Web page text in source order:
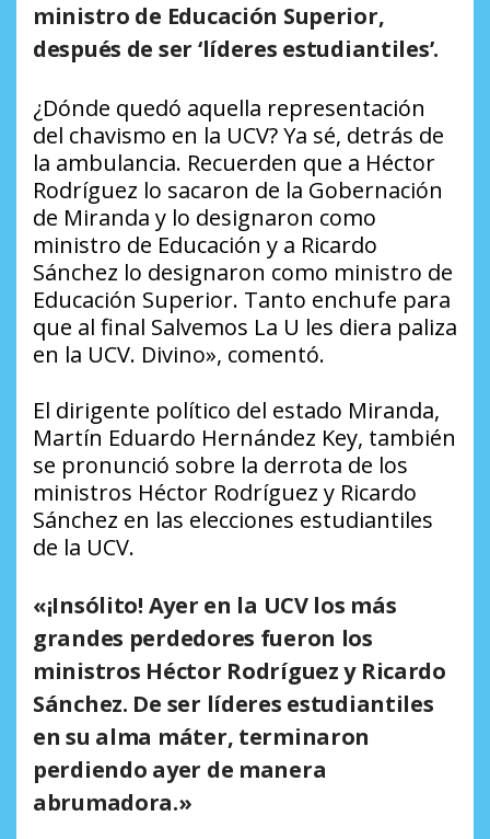
ministro de Educación Superior,
después de ser ‘líderes estudiantiles’.
¿Dónde quedó aquella representación
del chavismo en la UCV? Ya sé, detrás de
la ambulancia. Recuerden que a Héctor
Rodríguez lo sacaron de la Gobernación
de Miranda y lo designaron como
ministro de Educación y a Ricardo
Sánchez lo designaron como ministro de
Educación Superior. Tanto enchufe para
que al final Salvemos La U les diera paliza
en la UCV. Divino», comentó.
El dirigente político del estado Miranda,
Martín Eduardo Hernández Key, también
se pronunció sobre la derrota de los
ministros Héctor Rodríguez y Ricardo
Sánchez en las elecciones estudiantiles
de la UCV.
«¡Insólito! Ayer en la UCV los más
grandes perdedores fueron los
ministros Héctor Rodríguez y Ricardo
Sánchez. De ser líderes estudiantiles
en su alma máter, terminaron
perdiendo ayer de manera
abrumadora.»